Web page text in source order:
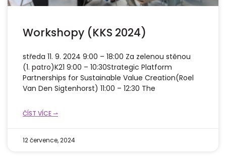
Workshopy (KKS 2024)
středa 11. 9. 2024 9:00 – 18:00 Za zelenou stěnou
(1. patro)K21 9:00 – 10:30Strategic Platform
Partnerships for Sustainable Value Creation(Roel
Van Den Sigtenhorst) 11:00 – 12:30 The
ČÍST VÍCE ⇀
12 července, 2024